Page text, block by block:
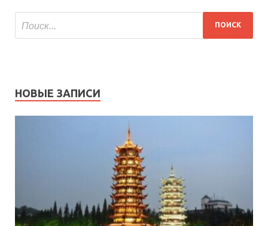
НОВЫЕ ЗАПИСИ